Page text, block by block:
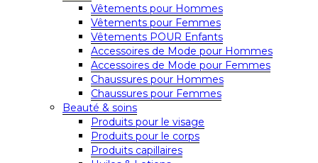
Vêtements pour Hommes
Vêtements pour Femmes
Vêtements POUR Enfants
Accessoires de Mode pour Hommes
Accessoires de Mode pour Femmes
Chaussures pour Hommes
Chaussures pour Femmes
Beauté & soins
Produits pour le visage
Produits pour le corps
Produits capillaires